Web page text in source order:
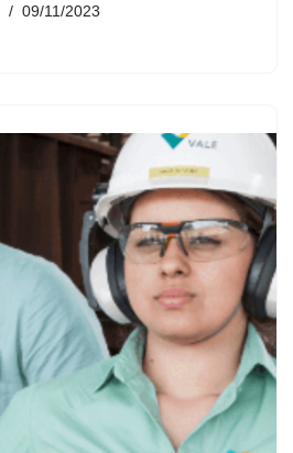
09/11/2023